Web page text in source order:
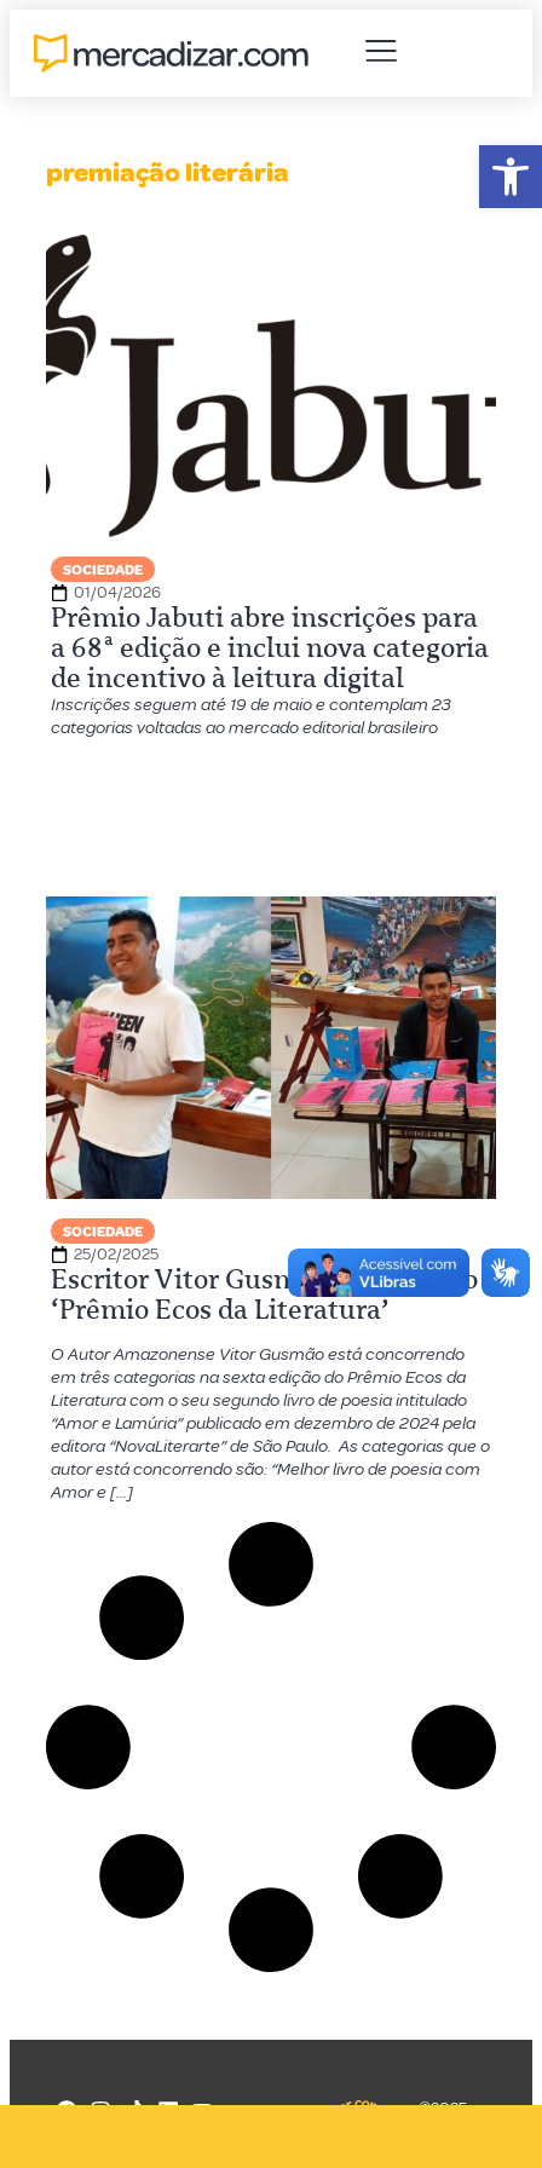
premiação literária
SOCIEDADE
01/04/2026
Prêmio Jabuti abre inscrições para
a 68ª edição e inclui nova categoria
de incentivo à leitura digital
Inscrições seguem até 19 de maio e contemplam 23
categorias voltadas ao mercado editorial brasileiro
SOCIEDADE
25/02/2025
Escritor Vitor Gusmão concorre ao
‘Prêmio Ecos da Literatura’
O Autor Amazonense Vitor Gusmão está concorrendo
em três categorias na sexta edição do Prêmio Ecos da
Literatura com o seu segundo livro de poesia intitulado
“Amor e Lamúria” publicado em dezembro de 2024 pela
editora “NovaLiterarte” de São Paulo. As categorias que o
autor está concorrendo são: “Melhor livro de poesia com
Amor e […]
©2025